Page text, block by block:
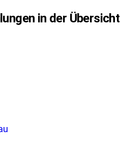
in der Übersicht